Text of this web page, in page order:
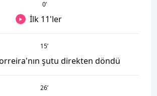
0’
İlk 11'ler
15’
şutu direkten döndü
26’